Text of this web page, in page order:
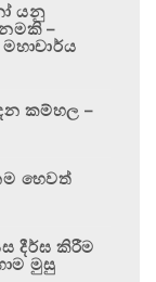
යනු
–
කම්හල –
හෙවත්
දීර්ඝ කිරීම
මුසු